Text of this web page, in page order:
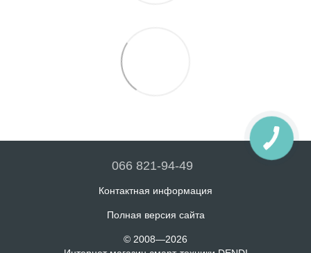
066 821-94-49
Контактная информация
Полная версия сайта
© 2008—2026